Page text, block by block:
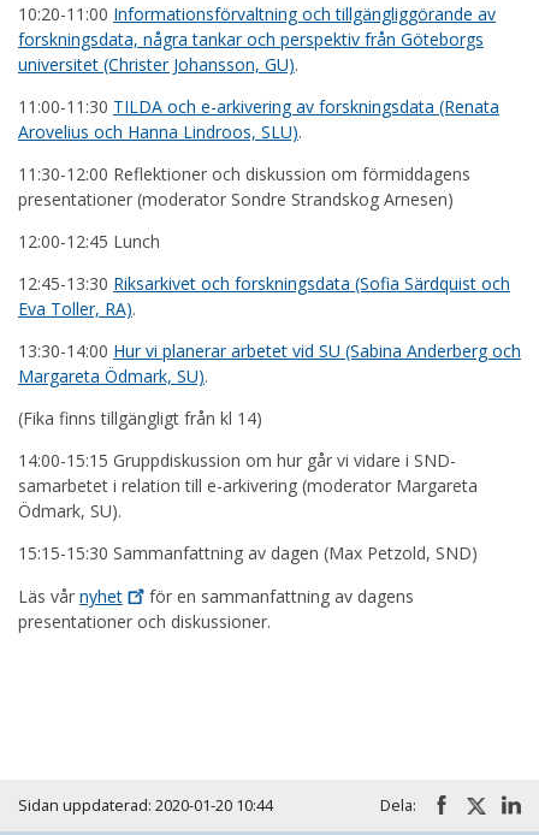
10:20-11:00 Informationsförvaltning och tillgängliggörande av
forskningsdata, några tankar och perspektiv från Göteborgs
universitet (Christer Johansson, GU).
11:00-11:30 TILDA och e-arkivering av forskningsdata (Renata
Arovelius och Hanna Lindroos, SLU).
11:30-12:00 Reflektioner och diskussion om förmiddagens
presentationer (moderator Sondre Strandskog Arnesen)
12:00-12:45 Lunch
12:45-13:30 Riksarkivet och forskningsdata (Sofia Särdquist och
Eva Toller, RA).
13:30-14:00 Hur vi planerar arbetet vid SU (Sabina Anderberg och
Margareta Ödmark, SU).
(Fika finns tillgängligt från kl 14)
14:00-15:15 Gruppdiskussion om hur går vi vidare i SND-
samarbetet i relation till e-arkivering (moderator Margareta
Ödmark, SU).
15:15-15:30 Sammanfattning av dagen (Max Petzold, SND)
Läs vår nyhet
för en sammanfattning av dagens
presentationer och diskussioner.
Sidan uppdaterad: 2020-01-20 10:44 Dela: